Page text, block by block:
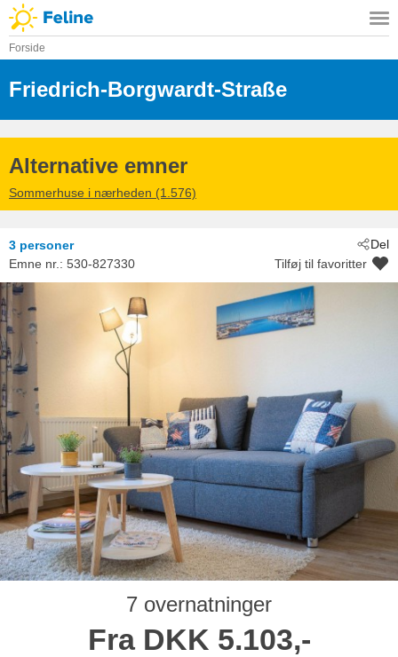
Forside
Friedrich-Borgwardt-Straße
- 18225
-
Alternative emner
Sommerhuse i nærheden (1.576)
Del
3 personer
Emne nr.: 530-827330 Tilføj til favoritter
7 overnatninger
Fra DKK 5.103,-